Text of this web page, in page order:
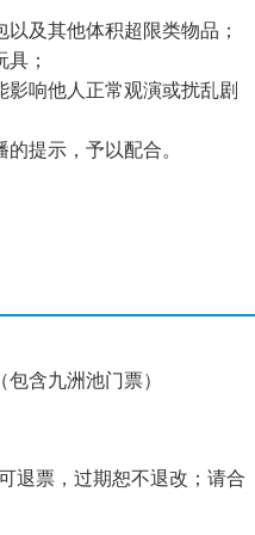
及其他体积超限类物品；
；
响他人正常观演或扰乱剧
提示，予以配合。
含九洲池门票）
退票，过期恕不退改；请合